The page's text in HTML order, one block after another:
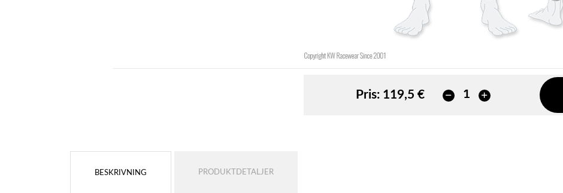
Pris: 119,5 €
BESKRIVNING PRODUKTDETALJER